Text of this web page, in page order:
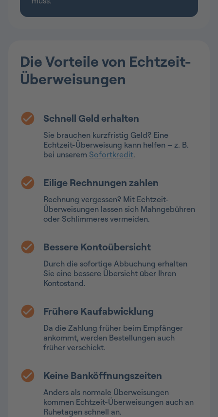
Die Vorteile von Echtzeit-
Überweisungen
Schnell Geld erhalten
Sie brauchen kurzfristig Geld? Eine
Echtzeit-Überweisung kann helfen – z. B.
bei unserem Sofortkredit.
Eilige Rechnungen zahlen
Rechnung vergessen? Mit Echtzeit-
Überweisungen lassen sich Mahngebühren
oder Schlimmeres vermeiden.
Bessere Kontoübersicht
Durch die sofortige Abbuchung erhalten
Sie eine bessere Übersicht über Ihren
Kontostand.
Frühere Kaufabwicklung
Da die Zahlung früher beim Empfänger
ankommt, werden Bestellungen auch
früher verschickt.
Keine Banköffnungszeiten
Anders als normale Überweisungen
kommen Echtzeit-Überweisungen auch an
Ruhetagen schnell an.